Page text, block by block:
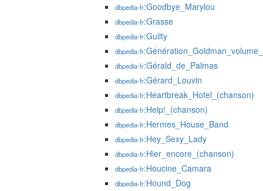
dbpedia-fr:Goodbye_Marylou
dbpedia-fr:Grasse
dbpedia-fr:Guilty
dbpedia-fr
dbpedia-fr:Gérald_de_Palmas
dbpedia-fr:Gérard_Louvin
dbpedia-fr:Heartbreak_Hotel_(chanson)
dbpedia-fr:Help!_(chanson)
dbpedia-fr:Hermes_House_Band
dbpedia-fr:Hey_Sexy_Lady
dbpedia-fr:Hier_encore_(chanson)
dbpedia-fr:Houcine_Camara
dbpedia-fr:Hound_Dog